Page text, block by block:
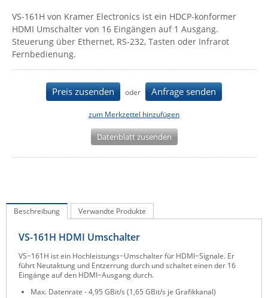
Fokus Technologies
Gefen
Gude
High Sec Labs
IEC Lock
Kramer Electronics
KVM TEC
LigoWave
Milesight
VS-161H von Kramer Electronics ist ein HDCP-konformer
HDMI Umschalter von 16 Eingängen auf 1 Ausgang.
Steuerung über Ethernet, RS-232, Tasten oder Infrarot
Fernbedienung.
Preis zusenden oder Anfrage senden
zum Merkzettel hinzufügen
Datenblatt zusenden
Beschreibung Verwandte Produkte
VS-161H HDMI Umschalter
VS−161H ist ein Hochleistungs−Umschalter für HDMI−Signale. Er
führt Neutaktung und Entzerrung durch und schaltet einen der 16
Eingänge auf den HDMI−Ausgang durch.
Max. Datenrate - 4,95 GBit/s (1,65 GBit/s je Grafikkanal)